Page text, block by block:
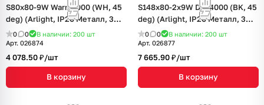
S80x80-9W Warm3000 (WH, 45
deg) (Arlight, IP20 Металл, 3
года)
0 0 В наличии: 200 шт
Арт. 026874
4 078.50 ₽/шт
В корзину
S148x80-2x9W Day4000 (BK, 45
deg) (Arlight, IP20 Металл, 3
года)
0 0 В наличии: 200 шт
Арт. 026877
7 665.90 ₽/шт
В корзину